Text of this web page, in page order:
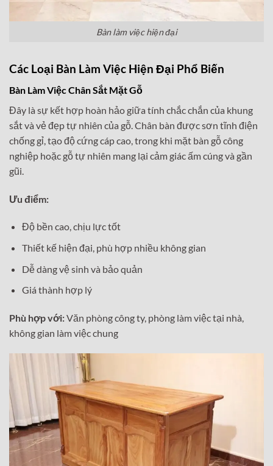
Bàn làm việc hiện đại
Các Loại Bàn Làm Việc Hiện Đại Phổ Biến
Bàn Làm Việc Chân Sắt Mặt Gỗ
Đây là sự kết hợp hoàn hảo giữa tính chắc chắn của khung
sắt và vẻ đẹp tự nhiên của gỗ. Chân bàn được sơn tĩnh điện
chống gỉ, tạo độ cứng cáp cao, trong khi mặt bàn gỗ công
nghiệp hoặc gỗ tự nhiên mang lại cảm giác ấm cúng và gần
gũi.
Ưu điểm:
Độ bền cao, chịu lực tốt
Thiết kế hiện đại, phù hợp nhiều không gian
Dễ dàng vệ sinh và bảo quản
Giá thành hợp lý
Phù hợp với:Văn phòng công ty, phòng làm việc tại nhà,
không gian làm việc chung